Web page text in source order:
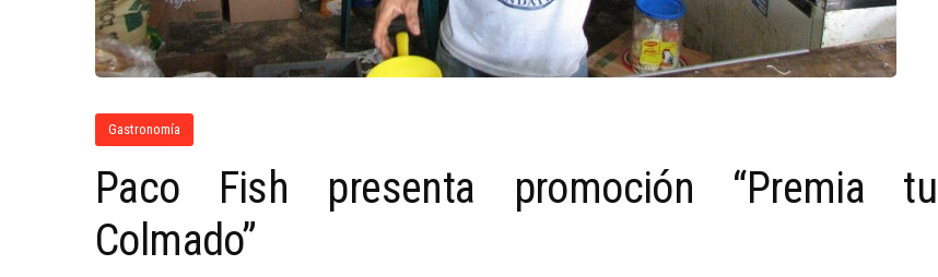
Gastronomía
Paco Fish presenta promoción “Premia tu
Colmado”